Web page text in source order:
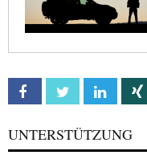
Facebook Twitter Linkedin
UNTERSTÜTZUNG